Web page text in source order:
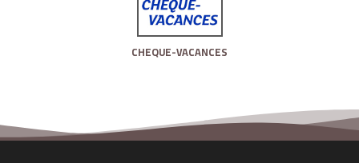
CHEQUE-VACANCES